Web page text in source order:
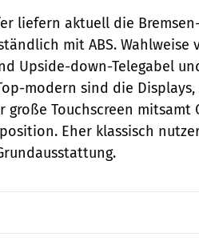
liefern aktuell die
mit ABS.
Upside-down-Telegabel
modern sind die
große Touchscreen
Eher klassisch